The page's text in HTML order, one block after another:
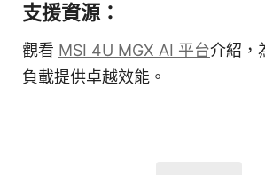
支援資源：
觀看 MSI 4U MGX AI 平台介紹，
負載提供卓越效能。